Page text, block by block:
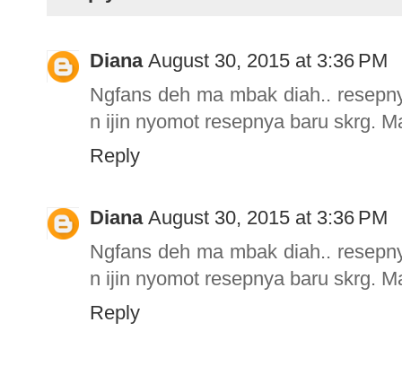
Diana August 30, 2015 at 3:36 PM
Ngfans deh ma mbak diah..
n ijin nyomot resepnya baru skrg.
Reply
Diana August 30, 2015 at 3:36 PM
Ngfans deh ma mbak diah..
n ijin nyomot resepnya baru skrg.
Reply